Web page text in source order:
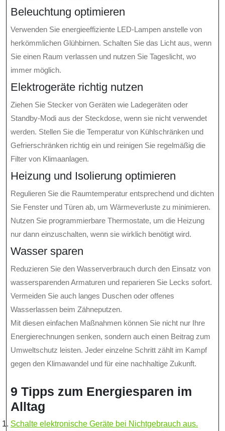
Beleuchtung optimieren
Verwenden Sie energieeffiziente LED-Lampen anstelle von
herkömmlichen Glühbirnen. Schalten Sie das Licht aus, wenn
Sie einen Raum verlassen und nutzen Sie Tageslicht, wo
immer möglich.
Elektrogeräte richtig nutzen
Ziehen Sie Stecker von Geräten wie Ladegeräten oder
Standby-Modi aus der Steckdose, wenn sie nicht verwendet
werden. Stellen Sie die Temperatur von Kühlschränken und
Gefrierschränken richtig ein und reinigen Sie regelmäßig die
Filter von Klimaanlagen.
Heizung und Isolierung optimieren
Regulieren Sie die Raumtemperatur entsprechend und dichten
Sie Fenster und Türen ab, um Wärmeverluste zu minimieren.
Nutzen Sie programmierbare Thermostate, um die Heizung
nur dann einzuschalten, wenn sie wirklich benötigt wird.
Wasser sparen
Reduzieren Sie den Wasserverbrauch durch den Einsatz von
wassersparenden Armaturen und reparieren Sie Lecks sofort.
Vermeiden Sie auch langes Duschen oder offenes
Wasserlassen beim Zähneputzen.
Mit diesen einfachen Maßnahmen können Sie nicht nur Ihre
Energierechnungen senken, sondern auch einen Beitrag zum
Umweltschutz leisten. Jeder einzelne Schritt zählt im Kampf
gegen den Klimawandel und für eine nachhaltige Zukunft.
9 Tipps zum Energiesparen im
Alltag
Schalte elektronische Geräte bei Nichtgebrauch aus.